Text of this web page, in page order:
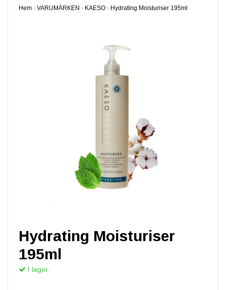
Hem › VARUMÄRKEN › KAESO › Hydrating Moisturiser 195ml
Hydrating Moisturiser
195ml
I lager.